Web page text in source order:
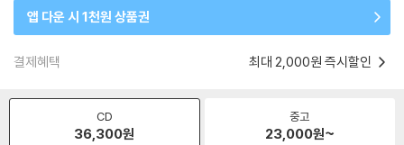
앱 다운 시 1천원 상품권
결제혜택 최대 2,000원 즉시할인
CD
36,300원
중고
23,000원~